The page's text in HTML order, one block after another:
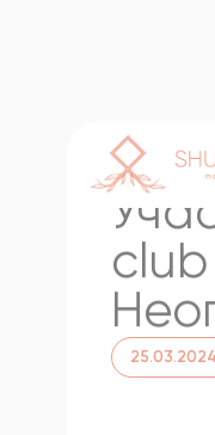
Блог
club
25.03.2024